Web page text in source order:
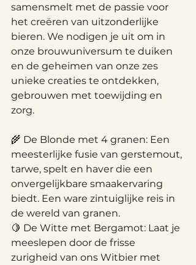
samensmelt met de passie voor
het creëren van uitzonderlijke
bieren. We nodigen je uit om in
onze brouwuniversum te duiken
en de geheimen van onze zes
unieke creaties te ontdekken,
gebrouwen met toewijding en
zorg.
🌾 De Blonde met 4 granen: Een
meesterlijke fusie van gerstemout,
tarwe, spelt en haver die een
onvergelijkbare smaakervaring
biedt. Een ware zintuiglijke reis in
de wereld van granen.
🍋 De Witte met Bergamot: Laat je
meeslepen door de frisse
zurigheid van ons Witbier met